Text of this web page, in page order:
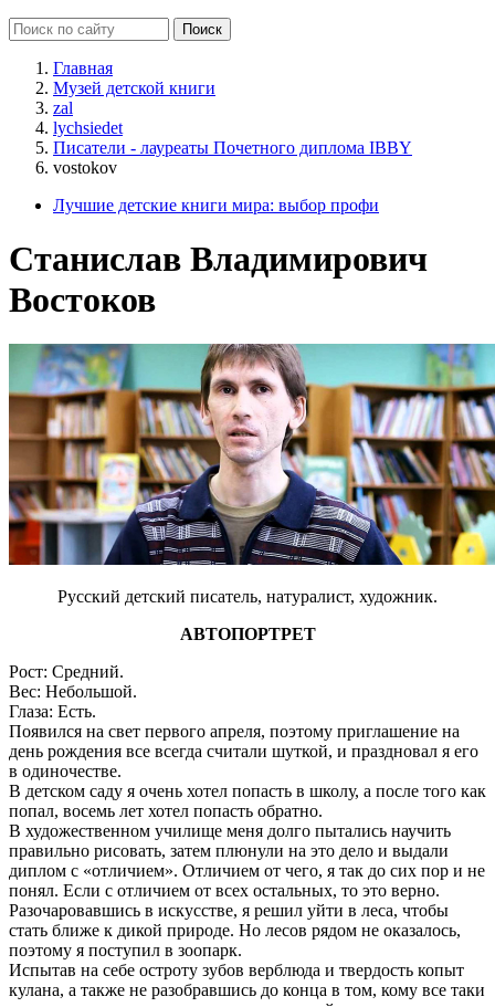
Главная
Музей детской книги
zal
lychsiedet
Писатели - лауреаты Почетного диплома IBBY
vostokov
Лучшие детские книги мира: выбор профи
Станислав Владимирович
Востоков
Русский детский писатель, натуралист, художник.
АВТОПОРТРЕТ
Рост: Средний.
Вес: Небольшой.
Глаза: Есть.
Появился на свет первого апреля, поэтому приглашение на
день рождения все всегда считали шуткой, и праздновал я его
в одиночестве.
В детском саду я очень хотел попасть в школу, а после того как
попал, восемь лет хотел попасть обратно.
В художественном училище меня долго пытались научить
правильно рисовать, затем плюнули на это дело и выдали
диплом с «отличием». Отличием от чего, я так до сих пор и не
понял. Если с отличием от всех остальных, то это верно.
Разочаровавшись в искусстве, я решил уйти в леса, чтобы
стать ближе к дикой природе. Но лесов рядом не оказалось,
поэтому я поступил в зоопарк.
Испытав на себе остроту зубов верблюда и твердость копыт
кулана, а также не разобравшись до конца в том, кому все таки